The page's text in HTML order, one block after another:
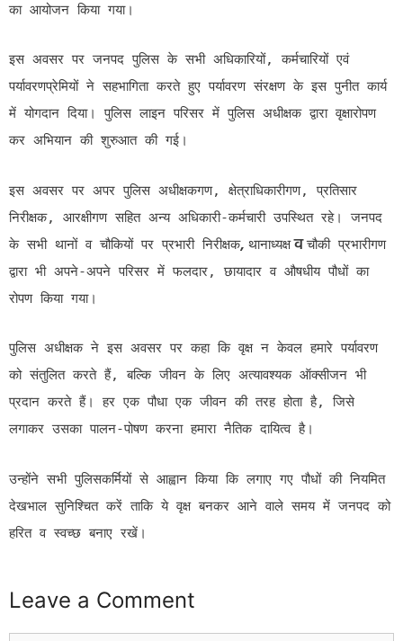
का आयोजन किया गया।
इस अवसर पर जनपद पुलिस के सभी अधिकारियों, कर्मचारियों एवं
पर्यावरणप्रेमियों ने सहभागिता करते हुए पर्यावरण संरक्षण के इस पुनीत कार्य
में योगदान दिया। पुलिस लाइन परिसर में पुलिस अधीक्षक द्वारा वृक्षारोपण
कर अभियान की शुरुआत की गई।
इस अवसर पर अपर पुलिस अधीक्षकगण, क्षेत्राधिकारीगण, प्रतिसार
निरीक्षक, आरक्षीगण सहित अन्य अधिकारी-कर्मचारी उपस्थित रहे। जनपद
के सभी थानों व चौकियों पर प्रभारी निरीक्षक, थानाध्यक्षवचौकी प्रभारीगण
द्वारा भी अपने-अपने परिसर में फलदार, छायादार व औषधीय पौधों का
रोपण किया गया।
पुलिस अधीक्षक ने इस अवसर पर कहा कि वृक्ष न केवल हमारे पर्यावरण
को संतुलित करते हैं, बल्कि जीवन के लिए अत्यावश्यक ऑक्सीजन भी
प्रदान करते हैं। हर एक पौधा एक जीवन की तरह होता है, जिसे
लगाकर उसका पालन-पोषण करना हमारा नैतिक दायित्व है।
उन्होंने सभी पुलिसकर्मियों से आह्वान किया कि लगाए गए पौधों की नियमित
देखभाल सुनिश्चित करें ताकि ये वृक्ष बनकर आने वाले समय में जनपद को
हरित व स्वच्छ बनाए रखें।
Leave a Comment